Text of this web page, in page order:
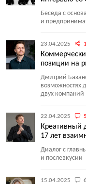
Беседа с
и
23.04.2025
позиции на
Дмитрий
возможностях
двух компаний
22.04.2025
Креативный
17 лет
Диалог с
и послевкусии
15.04.2025 6